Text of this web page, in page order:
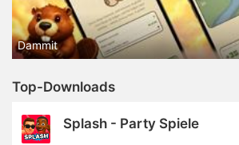
Dammit
Top-Downloads
Splash - Party Spiele